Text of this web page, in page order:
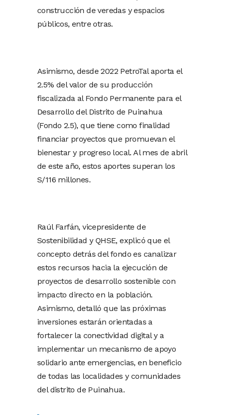
construcción de veredas y espacios
públicos, entre otras.
Asimismo, desde 2022 PetroTal aporta el
2.5% del valor de su producción
fiscalizada al Fondo Permanente para el
Desarrollo del Distrito de Puinahua
(Fondo 2.5), que tiene como finalidad
financiar proyectos que promuevan el
bienestar y progreso local. Al mes de abril
de este año, estos aportes superan los
S/116 millones.
Raúl Farfán, vicepresidente de
Sostenibilidad y QHSE, explicó que el
concepto detrás del fondo es canalizar
estos recursos hacia la ejecución de
proyectos de desarrollo sostenible con
impacto directo en la población.
Asimismo, detalló que las próximas
inversiones estarán orientadas a
fortalecer la conectividad digital y a
implementar un mecanismo de apoyo
solidario ante emergencias, en beneficio
de todas las localidades y comunidades
del distrito de Puinahua.